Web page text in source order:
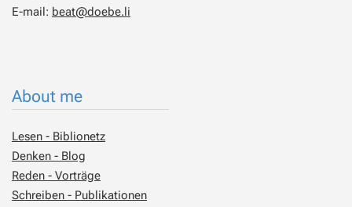
E-mail: beat@doebe.li
About me
Lesen - Biblionetz
Denken - Blog
Reden - Vorträge
Schreiben - Publikationen